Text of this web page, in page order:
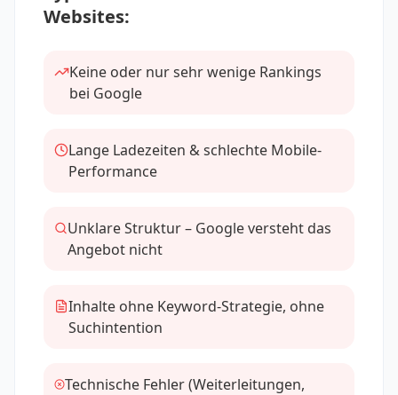
Websites:
Keine oder nur sehr wenige Rankings
bei Google
Lange Ladezeiten & schlechte Mobile-
Performance
Unklare Struktur – Google versteht das
Angebot nicht
Inhalte ohne Keyword-Strategie, ohne
Suchintention
Technische Fehler (Weiterleitungen,